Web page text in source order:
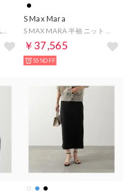
S MAX MARA パーカー ALMA ジップアップ ロゴ 刺繍 （003/ブラウン）
S Max Mara
S MAX MARA 半袖 ニット NORDICA ノルディカ リネン （011/ブラック他）
￥37,565
55%OFF